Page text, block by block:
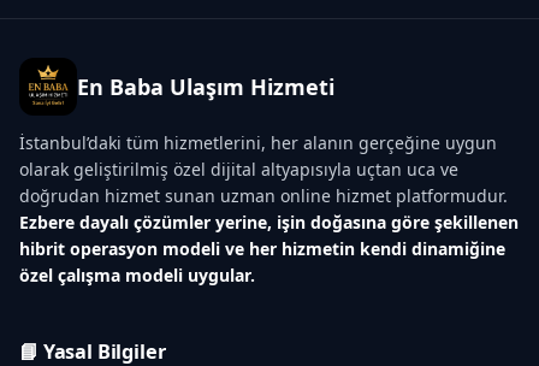
En Baba Ulaşım Hizmeti
İstanbul’daki tüm hizmetlerini, her alanın gerçeğine uygun
olarak geliştirilmiş özel dijital altyapısıyla uçtan uca ve
doğrudan hizmet sunan uzman online hizmet platformudur.
Ezbere dayalı çözümler yerine, işin doğasına göre şekillenen
hibrit operasyon modeli ve her hizmetin kendi dinamiğine
özel çalışma modeli uygular.
📘 Yasal Bilgiler